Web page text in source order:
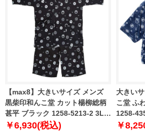
【max8】大きいサイズ メンズ
黒柴印和んこ堂 カット楊柳総柄
甚平 ブラック 1258-5213-2 3L
4L 5L 6L 8L
￥6,930(税込)
大きい
こ堂 ふ
1258-
￥